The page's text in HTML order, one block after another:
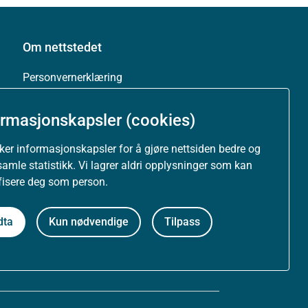
(cookies)
informasjonskapsler for å gjøre nettsiden bedre og
statistikk. Vi lagrer aldri opplysninger som kan
deg som person.
Kun nødvendige Tilpass
Om nettstedet
Personvernerklæring
Tilgjengelighetserklæring (uustatus.no)
Besøksstatistikk og informasjonskapsler
Nyhetsvarsel og abonnement
Åpne data (API)